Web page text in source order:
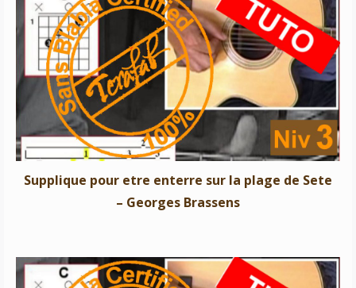
Supplique pour etre enterre sur la plage de Sete –
Georges Brassens
Supplique pour etre enterre sur la plage de Sete
– Georges Brassens